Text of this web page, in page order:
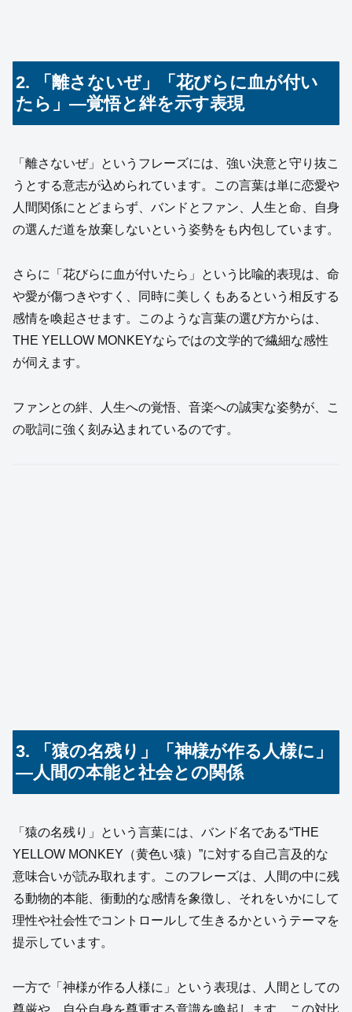
2. 「離さないぜ」「花びらに血が付い
たら」―覚悟と絆を示す表現
「離さないぜ」というフレーズには、強い決意と守り抜こ
うとする意志が込められています。この言葉は単に恋愛や
人間関係にとどまらず、バンドとファン、人生と命、自身
の選んだ道を放棄しないという姿勢をも内包しています。
さらに「花びらに血が付いたら」という比喩的表現は、命
や愛が傷つきやすく、同時に美しくもあるという相反する
感情を喚起させます。このような言葉の選び方からは、
THE YELLOW MONKEYならではの文学的で繊細な感性
が伺えます。
ファンとの絆、人生への覚悟、音楽への誠実な姿勢が、こ
の歌詞に強く刻み込まれているのです。
3. 「猿の名残り」「神様が作る人様に」
―人間の本能と社会との関係
「猿の名残り」という言葉には、バンド名である“THE
YELLOW MONKEY（黄色い猿）”に対する自己言及的な
意味合いが読み取れます。このフレーズは、人間の中に残
る動物的本能、衝動的な感情を象徴し、それをいかにして
理性や社会性でコントロールして生きるかというテーマを
提示しています。
一方で「神様が作る人様に」という表現は、人間としての
尊厳や、自分自身を尊重する意識を喚起します。この対比